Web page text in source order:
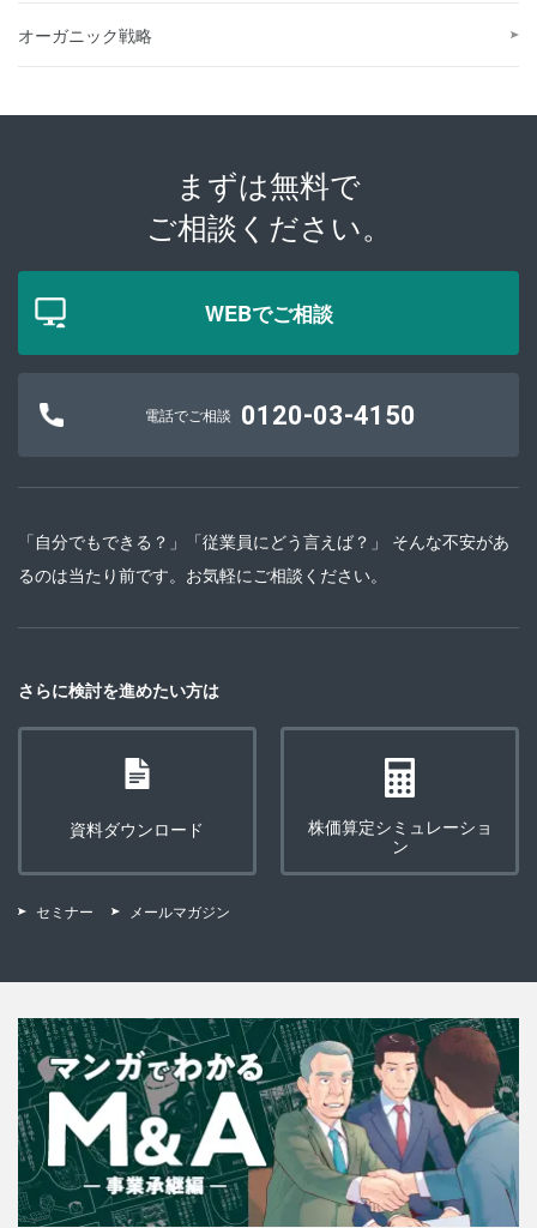
オーガニック戦略
まずは無料で
ご相談ください。
WEBでご相談
電話でご相談 0120-03-4150
「自分でもできる？」「従業員にどう言えば？」 そんな不安があ
るのは当たり前です。お気軽にご相談ください。
さらに検討を進めたい方は
資料ダウンロード
株価算定シミュレーショ
ン
セミナー メールマガジン